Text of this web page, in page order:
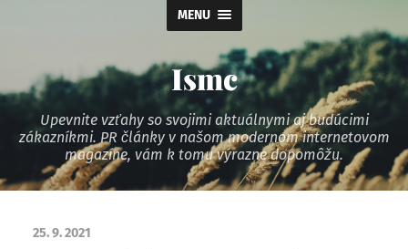
MENU
Ismc
Upevnite vzťahy so svojimi aktuálnymi aj budúcimi
zákazníkmi. PR články v našom modernom internetovom
magazíne, vám k tomu výrazne dopomôžu.
25. 9. 2021